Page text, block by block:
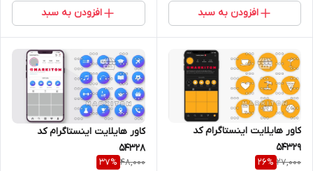
افزودن به سبد افزودن به سبد
کاور هایلایت اینستاگرام کد
54329
27,000
26%
کاور هایلایت اینستاگرام کد
54328
48,000
37%